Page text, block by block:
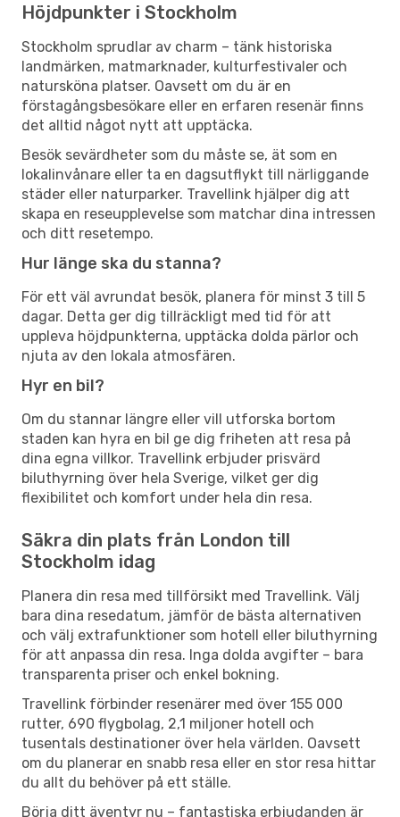
Höjdpunkter i Stockholm
Stockholm sprudlar av charm – tänk historiska
landmärken, matmarknader, kulturfestivaler och
natursköna platser. Oavsett om du är en
förstagångsbesökare eller en erfaren resenär finns
det alltid något nytt att upptäcka.
Besök sevärdheter som du måste se, ät som en
lokalinvånare eller ta en dagsutflykt till närliggande
städer eller naturparker. Travellink hjälper dig att
skapa en reseupplevelse som matchar dina intressen
och ditt resetempo.
Hur länge ska du stanna?
För ett väl avrundat besök, planera för minst 3 till 5
dagar. Detta ger dig tillräckligt med tid för att
uppleva höjdpunkterna, upptäcka dolda pärlor och
njuta av den lokala atmosfären.
Hyr en bil?
Om du stannar längre eller vill utforska bortom
staden kan hyra en bil ge dig friheten att resa på
dina egna villkor. Travellink erbjuder prisvärd
biluthyrning över hela Sverige, vilket ger dig
flexibilitet och komfort under hela din resa.
Säkra din plats från London till
Stockholm idag
Planera din resa med tillförsikt med Travellink. Välj
bara dina resedatum, jämför de bästa alternativen
och välj extrafunktioner som hotell eller biluthyrning
för att anpassa din resa. Inga dolda avgifter – bara
transparenta priser och enkel bokning.
Travellink förbinder resenärer med över 155 000
rutter, 690 flygbolag, 2,1 miljoner hotell och
tusentals destinationer över hela världen. Oavsett
om du planerar en snabb resa eller en stor resa hittar
du allt du behöver på ett ställe.
Börja ditt äventyr nu – fantastiska erbjudanden är